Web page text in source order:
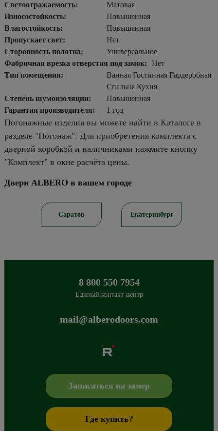
Светоотражаемость:
Матовая
Износостойкость:
Повышенная
Влагостойкость:
Повышенная
Пропускает свет:
Нет
Сторонность полотна:
Универсальное
Фабричная врезка отверстия под замок:
Нет
Тип помещения:
Ванная Гостинная Гардеробная
Спальня Кухня
Степень шумоизоляции:
Повышенная
Гарантия производителя:
1 год
Погонажные изделия вы можете найти в Каталоге в
разделе "Погонаж". Для приобретения комплекта с
дверной коробкой и наличниками нажмите кнопку
"Комплект" в окне расчёта цены.
Двери ALBERO в вашем городе
Саратов Екатеринбург
8 800 550 7954
Единый контакт-центр
mail@alberodoors.com
+7 800 765 43 42,mail@alberodoors.com
Записаться на замер
Где купить?